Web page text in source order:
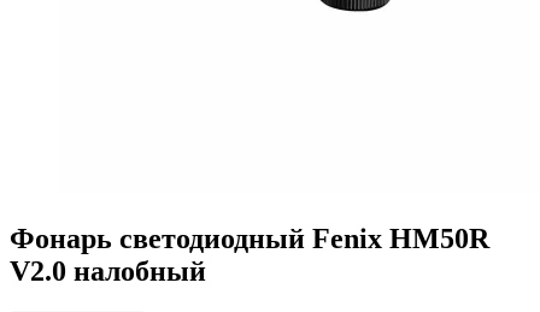
Фонарь светодиодный Fenix HM50R
V2.0 налобный